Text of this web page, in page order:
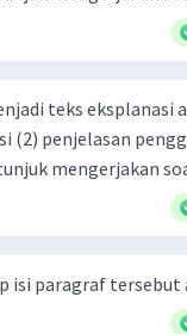
eksplanasi adalah
isi paragraf tersebut